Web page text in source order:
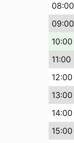
08:00
09:00
10:00
11:00
12:00
13:00
14:00
15:00